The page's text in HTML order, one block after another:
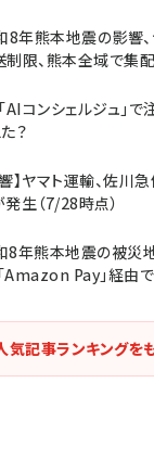
8年熊本地震の影響、
限、熊本全域で集
AIコンシェルジュ」
？
】ヤマト運輸、佐川
生（7/28時点）
熊本地震の被災地
「Amazon Pay」経由
気記事ランキングを